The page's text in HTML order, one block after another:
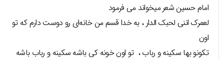
امام حسین شعر میخواند می فرمود
لعمرک اننی لحبک الدار ، به خدا قسم من خانه‌ای رو دوست دارم که تو
اون
تکونو بها سکینه و رباب ، تو اون خونه کی باشه سکینه و رباب باشه